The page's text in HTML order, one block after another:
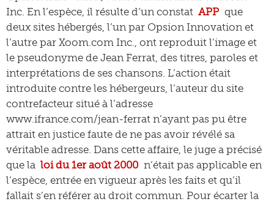
Inc. En l’espèce, il résulte d’un constat APP que
deux sites hébergés, l’un par Opsion Innovation et
l’autre par Xoom.com Inc., ont reproduit l’image et
le pseudonyme de Jean Ferrat, des titres, paroles et
interprétations de ses chansons. L’action était
introduite contre les hébergeurs, l’auteur du site
contrefacteur situé à l’adresse
www.ifrance.com/jean-ferrat n’ayant pas pu être
attrait en justice faute de ne pas avoir révélé sa
véritable adresse. Dans cette affaire, le juge a précisé
que la loi du 1er août 2000 n’était pas applicable en
l’espèce, entrée en vigueur après les faits et qu’il
fallait s’en référer au droit commun. Pour écarter la